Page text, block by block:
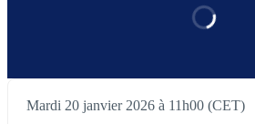
Mardi 20 janvier 2026 à 11h00 (CET)